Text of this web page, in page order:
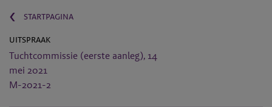
‹
startpagina
uitspraak
Tuchtcommissie (eerste aanleg), 14
mei 2021
M-2021-2